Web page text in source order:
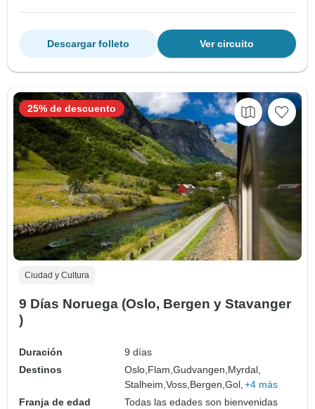
Ver circuito
Descargar folleto
Ciudad y Cultura
9 Días Noruega (Oslo, Bergen y Stavanger
)
Duración
9 días
Destinos
Oslo,Flam,Gudvangen,Myrdal,
Stalheim,Voss,Bergen,Gol, +4 más
Franja de edad
Todas las edades son bienvenidas
25% de descuento